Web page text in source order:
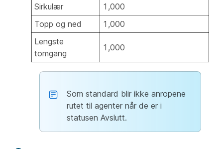
Sirkulær
1,000
Topp og ned
1,000
Lengste
tomgang
1,000
Som standard blir ikke anropene
rutet til agenter når de er i
statusen Avslutt.